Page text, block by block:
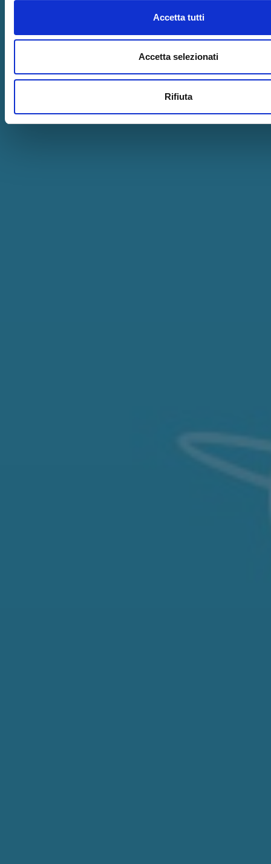
Accetta tutti
Accetta selezionati
Rifiuta